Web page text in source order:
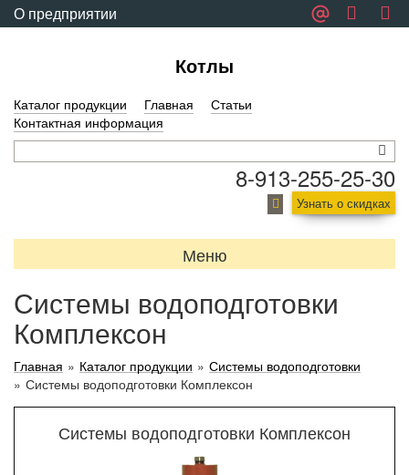
О предприятии
Котлы
Каталог продукции Главная
Статьи
Контактная информация
8-913-255-25-30
Узнать о скидках
Меню
Системы водоподготовки
Комплексон
Главная » Каталог продукции » Системы водоподготовки
» Системы водоподготовки Комплексон
Системы водоподготовки Комплексон